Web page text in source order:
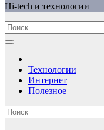
Hi-tech и технологии
Технологии
Интернет
Полезное